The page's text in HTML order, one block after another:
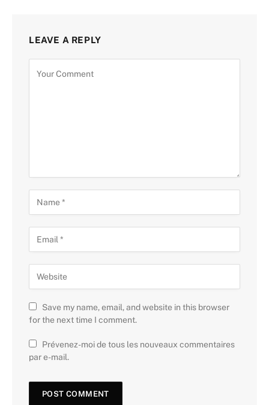
LEAVE A REPLY
Save my name, email, and website in this browser
for the next time I comment.
Prévenez-moi de tous les nouveaux commentaires
par e-mail.